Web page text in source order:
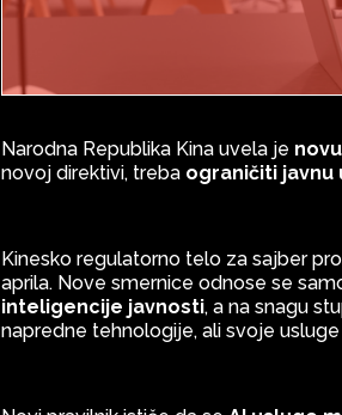
Narodna Republika Kina uvela je
novoj direktivi, treba ograničiti javnu
Kinesko regulatorno telo za sajber
aprila. Nove smernice odnose se
inteligencije javnosti, a na snagu
napredne tehnologije, ali svoje